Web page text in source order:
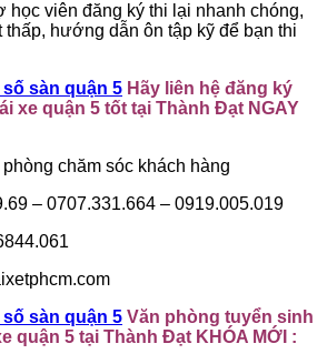
học viên đăng ký thi lại nhanh chóng,
thấp, hướng dẫn ôn tập kỹ để bạn thi
Hãy liên hệ đăng ký
xe quận 5 tốt tại Thành Đạt NGAY
chăm sóc khách hàng
– 0707.331.664 – 0919.005.019
Văn phòng tuyển sinh
quận 5 tại Thành Đạt KHÓA MỚI :